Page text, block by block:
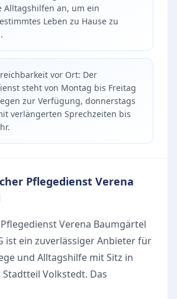
Alltagshilfen an, um ein
Leben zu Hause zu
vor Ort: Der
steht von Montag bis Freitag
zur Verfügung, donnerstags
verlängerten Sprechzeiten bis
Pflegedienst Verena
Verena Baumgärtel
ist ein zuverlässiger Anbieter für
und Alltagshilfe mit Sitz in
Volkstedt. Das
hat es sich zur Aufgabe